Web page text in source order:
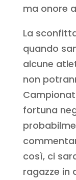
ma onore
La
quando
alcune
non
fortuna
così, ci
ragazze in